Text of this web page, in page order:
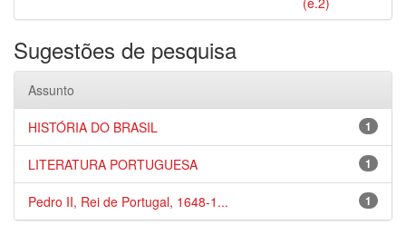
Sugestões de pesquisa
Assunto
1
HISTÓRIA DO BRASIL
1
LITERATURA PORTUGUESA
1
Pedro II, Rei de Portugal, 1648-1...